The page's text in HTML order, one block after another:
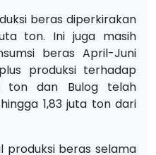
beras diperkirakan
ton. Ini juga masih
beras April-Juni
produksi terhadap
ton dan Bulog telah
1,83 juta ton dari
produksi beras selama